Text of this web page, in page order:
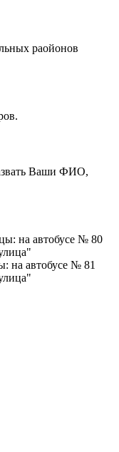
раойонов
Ваши ФИО,
на автобусе № 80
на автобусе № 81